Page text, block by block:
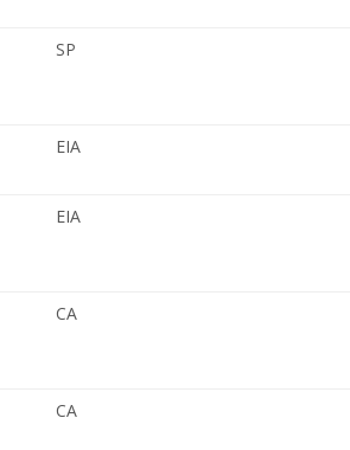
SP
EIA
EIA
CA
CA